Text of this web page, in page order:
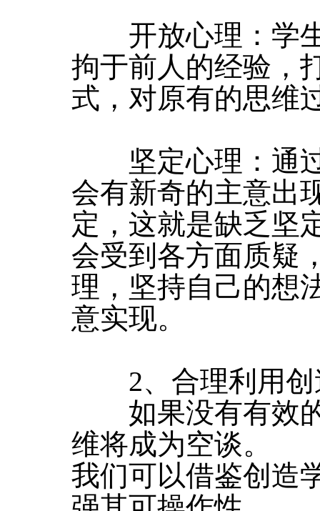
开放心理：学生
拘于前人的经验，
式，对原有的思维
坚定心理：通过
会有新奇的主意出
定，这就是缺乏坚
会受到各方面质疑
理，坚持自己的想
意实现。
2、合理利用创
如果没有有效的
维将成为空谈。
我们可以借鉴创造